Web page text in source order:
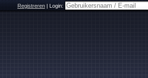
Registreren|Login: